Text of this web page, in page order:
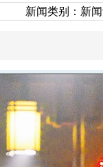
新闻类别：新